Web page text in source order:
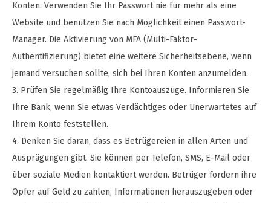
Konten. Verwenden Sie Ihr Passwort nie für mehr als eine
Website und benutzen Sie nach Möglichkeit einen Passwort-
Manager. Die Aktivierung von MFA (Multi-Faktor-
Authentifizierung) bietet eine weitere Sicherheitsebene, wenn
jemand versuchen sollte, sich bei Ihren Konten anzumelden.
3. Prüfen Sie regelmäßig Ihre Kontoauszüge. Informieren Sie
Ihre Bank, wenn Sie etwas Verdächtiges oder Unerwartetes auf
Ihrem Konto feststellen.
4. Denken Sie daran, dass es Betrügereien in allen Arten und
Ausprägungen gibt. Sie können per Telefon, SMS, E-Mail oder
über soziale Medien kontaktiert werden. Betrüger fordern ihre
Opfer auf Geld zu zahlen, Informationen herauszugeben oder